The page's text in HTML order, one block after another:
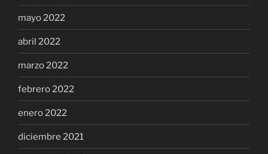
mayo 2022
abril 2022
marzo 2022
febrero 2022
enero 2022
diciembre 2021